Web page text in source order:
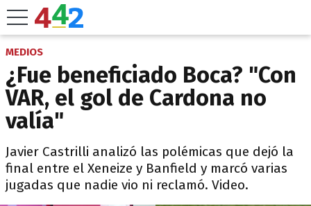
MEDIOS
¿Fue beneficiado Boca? "Con
VAR, el gol de Cardona no
valía"
Javier Castrilli analizó las polémicas que dejó la
final entre el Xeneize y Banfield y marcó varias
jugadas que nadie vio ni reclamó. Video.